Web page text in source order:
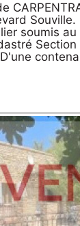
Souville.
soumis au
Section